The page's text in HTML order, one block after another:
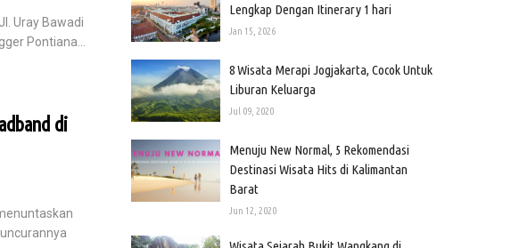
Uray Bawadi
Pontiana...
di
Lengkap Dengan Itinerary 1 hari
Jan 15, 2026
8 Wisata Merapi Jogjakarta, Cocok Untuk
Liburan Keluarga
Jul 09, 2020
Menuju New Normal, 5 Rekomendasi
Destinasi Wisata Hits di Kalimantan
Barat
Jun 12, 2020